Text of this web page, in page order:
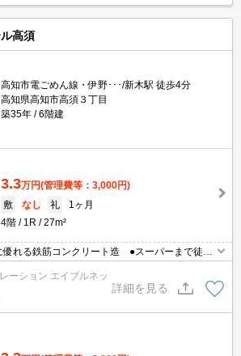
高須
高知市電ごめん線・伊野･･･/新木駅 徒歩4分
高知県高知市高須３丁目
築35年
6階建
3.3万円(管理費等：3,000円)
敷
なし 礼
1ヶ月
4階
1R 27m²
優れる鉄筋コンクリート造 ●スーパーまで徒歩
●オートロック
ーション エイブルネッ
詳細を見る